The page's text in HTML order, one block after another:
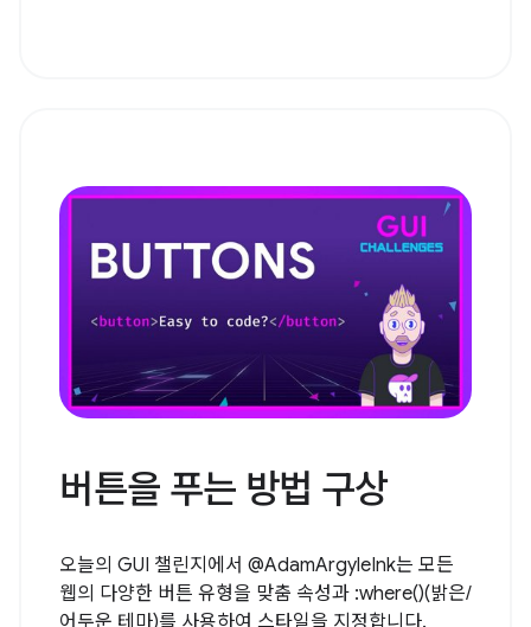
버튼을 푸는 방법 구상
오늘의 GUI 챌린지에서 @AdamArgyleInk는 모든
웹의 다양한 버튼 유형을 맞춤 속성과 :where()(밝은/
어두운 테마)를 사용하여 스타일을 지정합니다.